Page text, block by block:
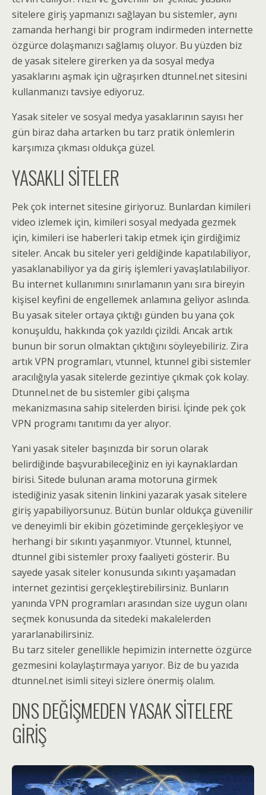
sitelere giriş yapmanızı sağlayan bu sistemler, aynı
zamanda herhangi bir program indirmeden internette
özgürce dolaşmanızı sağlamış oluyor. Bu yüzden biz
de yasak sitelere girerken ya da sosyal medya
yasaklarını aşmak için uğraşırken dtunnel.net sitesini
kullanmanızı tavsiye ediyoruz.
Yasak siteler ve sosyal medya yasaklarının sayısı her
gün biraz daha artarken bu tarz pratik önlemlerin
karşımıza çıkması oldukça güzel.
YASAKLI SİTELER
Pek çok internet sitesine giriyoruz. Bunlardan kimileri
video izlemek için, kimileri sosyal medyada gezmek
için, kimileri ise haberleri takip etmek için girdiğimiz
siteler. Ancak bu siteler yeri geldiğinde kapatılabiliyor,
yasaklanabiliyor ya da giriş işlemleri yavaşlatılabiliyor.
Bu internet kullanımını sınırlamanın yanı sıra bireyin
kişisel keyfini de engellemek anlamına geliyor aslında.
Bu yasak siteler ortaya çıktığı günden bu yana çok
konuşuldu, hakkında çok yazıldı çizildi. Ancak artık
bunun bir sorun olmaktan çıktığını söyleyebiliriz. Zira
artık VPN programları, vtunnel, ktunnel gibi sistemler
aracılığıyla yasak sitelerde gezintiye çıkmak çok kolay.
Dtunnel.net de bu sistemler gibi çalışma
mekanizmasına sahip sitelerden birisi. İçinde pek çok
VPN programı tanıtımı da yer alıyor.
Yani yasak siteler başınızda bir sorun olarak
belirdiğinde başvurabileceğiniz en iyi kaynaklardan
birisi. Sitede bulunan arama motoruna girmek
istediğiniz yasak sitenin linkini yazarak yasak sitelere
giriş yapabiliyorsunuz. Bütün bunlar oldukça güvenilir
ve deneyimli bir ekibin gözetiminde gerçekleşiyor ve
herhangi bir sıkıntı yaşanmıyor. Vtunnel, ktunnel,
dtunnel gibi sistemler proxy faaliyeti gösterir. Bu
sayede yasak siteler konusunda sıkıntı yaşamadan
internet gezintisi gerçekleştirebilirsiniz. Bunların
yanında VPN programları arasından size uygun olanı
seçmek konusunda da sitedeki makalelerden
yararlanabilirsiniz.
Bu tarz siteler genellikle hepimizin internette özgürce
gezmesini kolaylaştırmaya yarıyor. Biz de bu yazıda
dtunnel.net isimli siteyi sizlere önermiş olalım.
DNS DEĞİŞMEDEN YASAK SİTELERE
GİRİŞ